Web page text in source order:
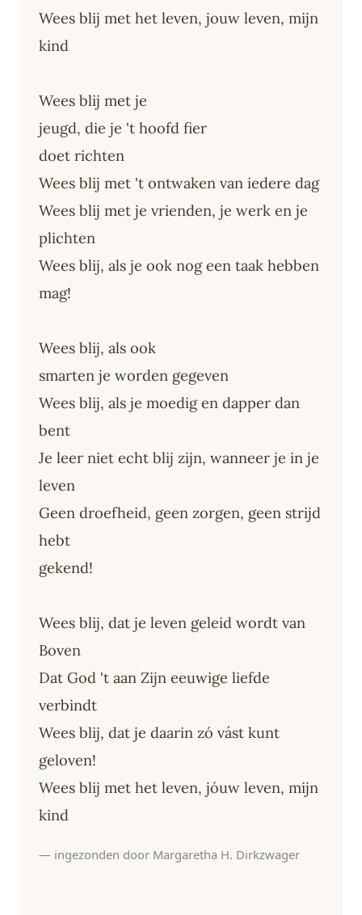
Wees blij met het leven, jouw leven, mijn
kind
Wees blij met je
jeugd, die je 't hoofd fier
doet richten
Wees blij met 't ontwaken van iedere dag
Wees blij met je vrienden, je werk en je
plichten
Wees blij, als je ook nog een taak hebben
mag!
Wees blij, als ook
smarten je worden gegeven
Wees blij, als je moedig en dapper dan
bent
Je leer niet echt blij zijn, wanneer je in je
leven
Geen droefheid, geen zorgen, geen strijd
hebt
gekend!
Wees blij, dat je leven geleid wordt van
Boven
Dat God 't aan Zijn eeuwige liefde
verbindt
Wees blij, dat je daarin zó vást kunt
geloven!
Wees blij met het leven, jóuw leven, mijn
kind
— ingezonden door Margaretha H. Dirkzwager